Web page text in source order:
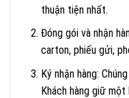
thuận tiện nhất.
Đóng gói và nhận
carton, phiếu gửi,
Ký nhận hàng:
Khách hàng giữ